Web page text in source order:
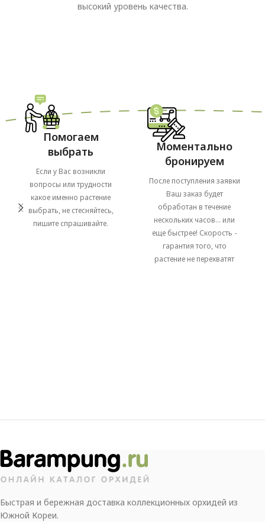
высокий уровень качества.
Помогаем
выбрать
Если у Вас возникли
вопросы или трудности
какое именно растение
выбрать, не стесняйтесь,
пишите спрашивайте.
Моментально
бронируем
После поступления заявки
Ваш заказ будет
обработан в течение
нескольких часов... или
еще быстрее! Скорость -
гарантия того, что
растение не перехватят
Быстрая и бережная доставка коллекционных орхидей из
Южной Кореи.